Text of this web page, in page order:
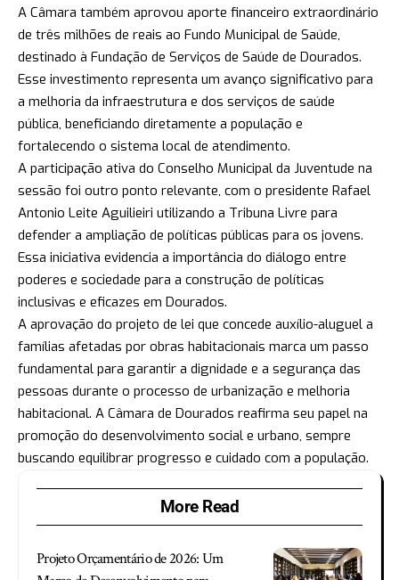
A Câmara também aprovou aporte financeiro extraordinário
de três milhões de reais ao Fundo Municipal de Saúde,
destinado à Fundação de Serviços de Saúde de Dourados.
Esse investimento representa um avanço significativo para
a melhoria da infraestrutura e dos serviços de saúde
pública, beneficiando diretamente a população e
fortalecendo o sistema local de atendimento.
A participação ativa do Conselho Municipal da Juventude na
sessão foi outro ponto relevante, com o presidente Rafael
Antonio Leite Aguilieiri utilizando a Tribuna Livre para
defender a ampliação de políticas públicas para os jovens.
Essa iniciativa evidencia a importância do diálogo entre
poderes e sociedade para a construção de políticas
inclusivas e eficazes em Dourados.
A aprovação do projeto de lei que concede auxílio-aluguel a
famílias afetadas por obras habitacionais marca um passo
fundamental para garantir a dignidade e a segurança das
pessoas durante o processo de urbanização e melhoria
habitacional. A Câmara de Dourados reafirma seu papel na
promoção do desenvolvimento social e urbano, sempre
buscando equilibrar progresso e cuidado com a população.
More Read
Projeto Orçamentário de 2026: Um